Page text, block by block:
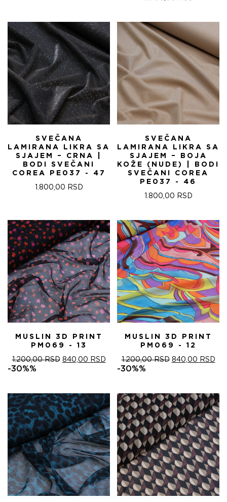
SVEČANA
LAMIRANA LIKRA SA
SJAJEM – CRNA |
BODI SVEČANI
COREA PE037 - 47
1.800,00 RSD
SVEČANA
LAMIRANA LIKRA SA
SJAJEM – BOJA
KOŽE (NUDE) | BODI
SVEČANI COREA
PE037 - 46
1.800,00 RSD
MUSLIN 3D PRINT
PM069 - 13
1.200,00RSD ОРИГИНАЛНА
1.200,00 RSD.
840,00 RSDТРЕНУТНА
ЦЕНА
-30%%
MUSLIN 3D PRINT
PM069 - 12
1.200,00RSD ОРИГИНАЛНА
1.200,00 RSD.
840,00 RSD
-30%%